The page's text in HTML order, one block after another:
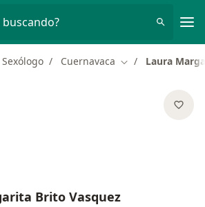
buscando?
Sexólogo Cuernavaca Cambiar de
Laura
Brito Vasquez